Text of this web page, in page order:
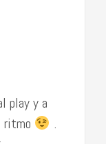
play y a
ritmo
.